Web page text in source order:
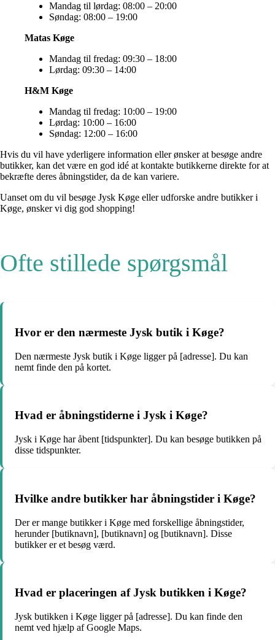
Mandag til lørdag: 08:00 – 20:00
Søndag: 08:00 – 19:00
Matas Køge
Mandag til fredag: 09:30 – 18:00
Lørdag: 09:30 – 14:00
H&M Køge
Mandag til fredag: 10:00 – 19:00
Lørdag: 10:00 – 16:00
Søndag: 12:00 – 16:00
Hvis du vil have yderligere information eller ønsker at besøge andre
butikker, kan det være en god idé at kontakte butikkerne direkte for at
bekræfte deres åbningstider, da de kan variere.
Uanset om du vil besøge Jysk Køge eller udforske andre butikker i
Køge, ønsker vi dig god shopping!
Ofte stillede spørgsmål
Hvor er den nærmeste Jysk butik i Køge?
Den nærmeste Jysk butik i Køge ligger på [adresse]. Du kan
nemt finde den på kortet.
Hvad er åbningstiderne i Jysk i Køge?
Jysk i Køge har åbent [tidspunkter]. Du kan besøge butikken på
disse tidspunkter.
Hvilke andre butikker har åbningstider i Køge?
Der er mange butikker i Køge med forskellige åbningstider,
herunder [butiknavn], [butiknavn] og [butiknavn]. Disse
butikker er et besøg værd.
Hvad er placeringen af Jysk butikken i Køge?
Jysk butikken i Køge ligger på [adresse]. Du kan finde den
nemt ved hjælp af Google Maps.